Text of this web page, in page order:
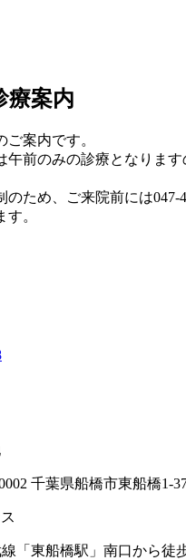
療案内
ご案内です。
午前のみの診療となりま
のため、ご来院前には047-
。
千葉県船橋市東船橋1-
「東船橋駅」南口から徒